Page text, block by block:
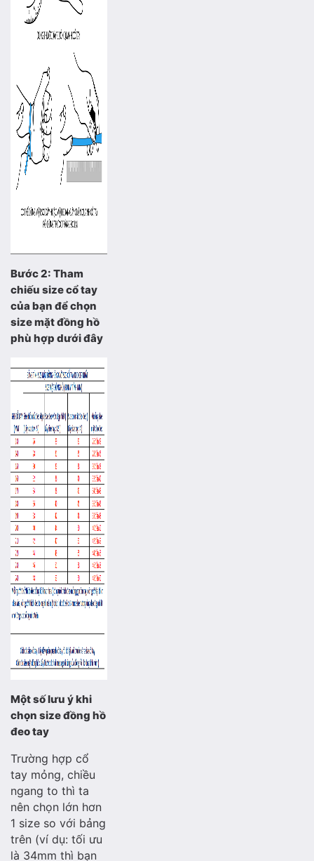
Bước 2: Tham
chiếu size cổ tay
của bạn để chọn
size mặt đồng hồ
phù hợp dưới đây
Một số lưu ý khi
chọn size đồng hồ
đeo tay
Trường hợp cổ
tay mỏng, chiều
ngang to thì ta
nên chọn lớn hơn
1 size so với bảng
trên (ví dụ: tối ưu
là 34mm thì bạn